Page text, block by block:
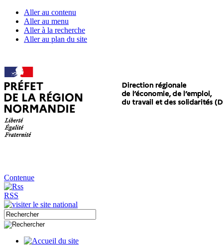
Aller au contenu
Aller au menu
Aller à la recherche
Aller au plan du site
Contenue
RSS